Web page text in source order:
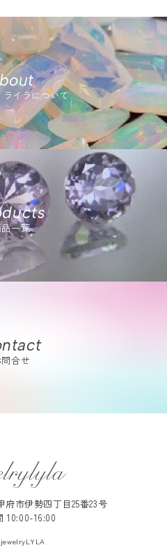
ライラについて
一覧
問合せ
市伊勢四丁目25番23号
10:00-16:00
jewelryLYLA